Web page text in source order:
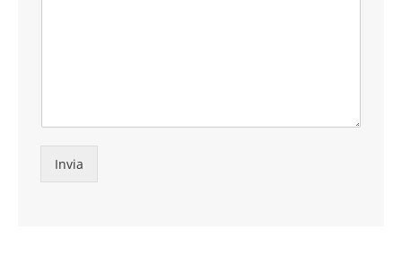
Invia